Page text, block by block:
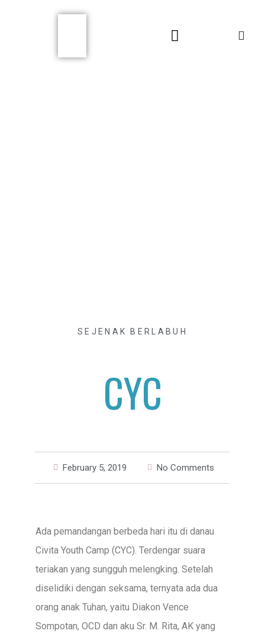
SEJENAK BERLABUH
CYC
February 5, 2019 No Comments
Ada pemandangan berbeda hari itu di danau
Civita Youth Camp (CYC). Terdengar suara
teriakan yang sungguh melengking. Setelah
diselidiki dengan seksama, ternyata ada dua
orang anak Tuhan, yaitu Diakon Vence
Sompotan, OCD dan aku Sr. M. Rita, AK yang